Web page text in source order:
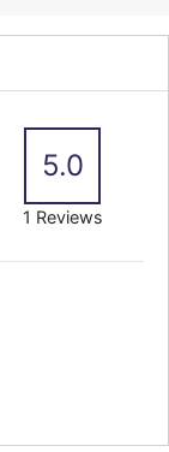
5.0
1 Reviews